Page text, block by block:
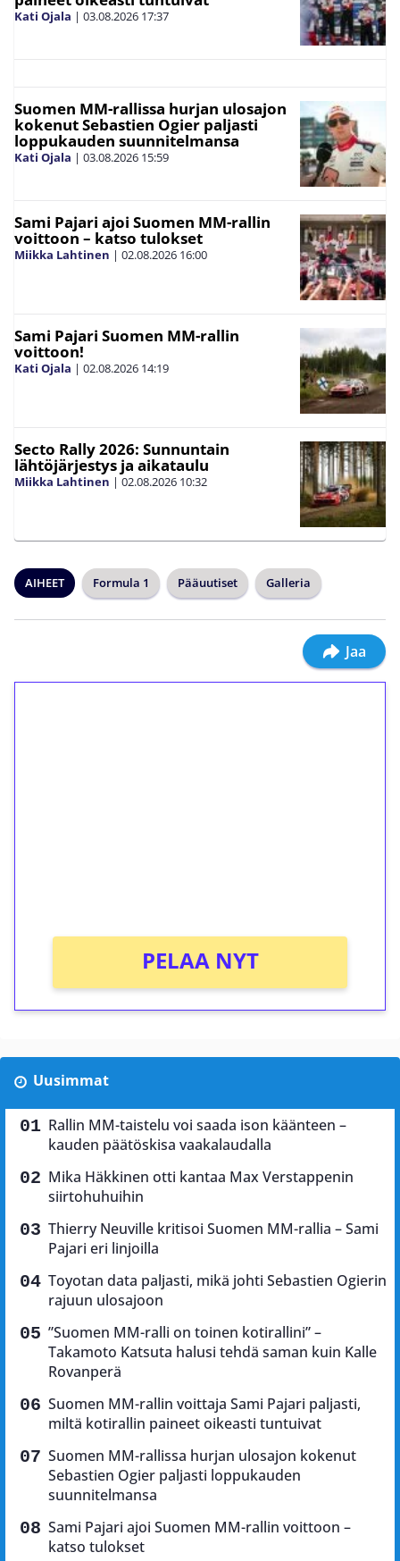
Kati Ojala | 03.08.2026 17:37
Suomen MM-rallissa hurjan ulosajon
kokenut Sebastien Ogier paljasti
loppukauden suunnitelmansa
Kati Ojala | 03.08.2026 15:59
Sami Pajari ajoi Suomen MM-rallin
voittoon – katso tulokset
Miikka Lahtinen | 02.08.2026 16:00
Sami Pajari Suomen MM-rallin
voittoon!
Kati Ojala | 02.08.2026 14:19
Secto Rally 2026: Sunnuntain
lähtöjärjestys ja aikataulu
Miikka Lahtinen | 02.08.2026 10:32
AIHEET Formula 1 Pääuutiset Galleria
Jaa
PELAA NYT
Uusimmat
Rallin MM-taistelu voi saada ison käänteen –
kauden päätöskisa vaakalaudalla
Mika Häkkinen otti kantaa Max Verstappenin
siirtohuhuihin
Thierry Neuville kritisoi Suomen MM-rallia – Sami
Pajari eri linjoilla
Toyotan data paljasti, mikä johti Sebastien Ogierin
rajuun ulosajoon
”Suomen MM-ralli on toinen kotirallini” –
Takamoto Katsuta halusi tehdä saman kuin Kalle
Rovanperä
Suomen MM-rallin voittaja Sami Pajari paljasti,
miltä kotirallin paineet oikeasti tuntuivat
Suomen MM-rallissa hurjan ulosajon kokenut
Sebastien Ogier paljasti loppukauden
suunnitelmansa
Sami Pajari ajoi Suomen MM-rallin voittoon –
katso tulokset